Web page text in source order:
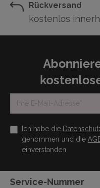
Rückversand
kostenlos
Ich habe die
genommen und die
einverstanden.
Service-Nummer